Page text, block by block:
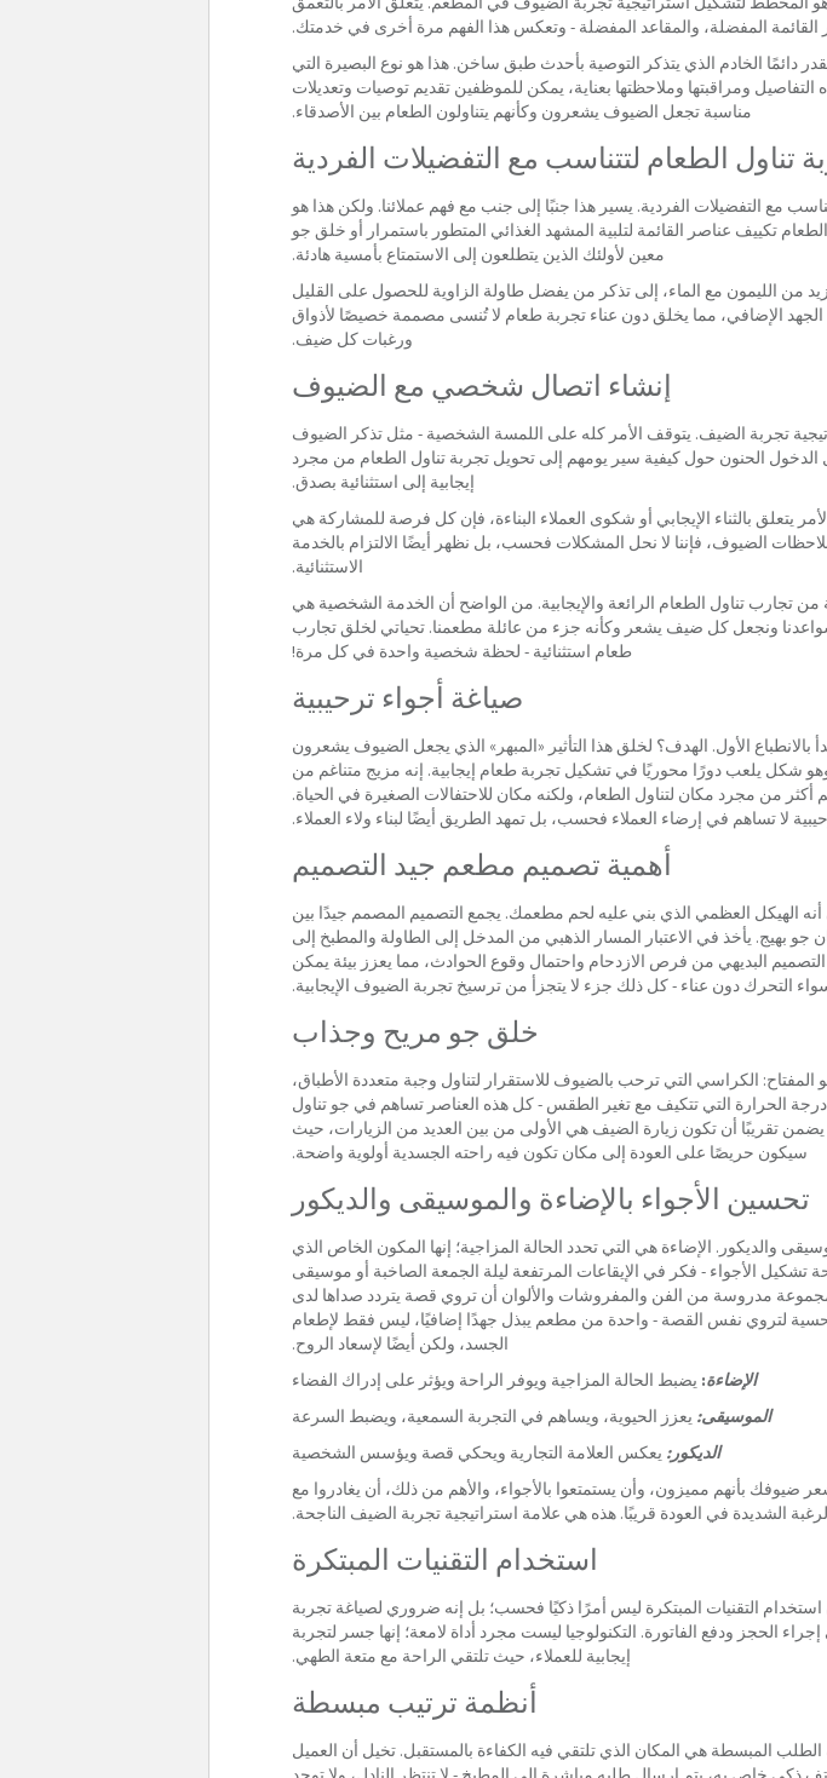
القائمة المفضلة، والمقاعد المفضلة - وتعكس هذا الفهم مرة أخرى في خدمتك.
دائمًا الخادم الذي يتذكر التوصية بأحدث طبق ساخن. هذا هو نوع البصيرة التي
ومراقبتها وملاحظتها بعناية، يمكن للموظفين تقديم توصيات وتعديلات
مناسبة تجعل الضيوف يشعرون وكأنهم يتناولون الطعام بين الأصدقاء.
تناول الطعام لتتناسب مع التفضيلات الفردية
مع التفضيلات الفردية. يسير هذا جنبًا إلى جنب مع فهم عملائنا. ولكن هذا هو
تكييف عناصر القائمة لتلبية المشهد الغذائي المتطور باستمرار أو خلق جو
معين لأولئك الذين يتطلعون إلى الاستمتاع بأمسية هادئة.
الليمون مع الماء، إلى تذكر من يفضل طاولة الزاوية للحصول على القليل
الإضافي، مما يخلق دون عناء تجربة طعام لا تُنسى مصممة خصيصًا لأذواق
ورغبات كل ضيف.
إنشاء اتصال شخصي مع الضيوف
تجربة الضيف. يتوقف الأمر كله على اللمسة الشخصية - مثل تذكر الضيوف
الحنون حول كيفية سير يومهم إلى تحويل تجربة تناول الطعام من مجرد
إيجابية إلى استثنائية بصدق.
يتعلق بالثناء الإيجابي أو شكوى العملاء البناءة، فإن كل فرصة للمشاركة هي
الضيوف، فإننا لا نحل المشكلات فحسب، بل نظهر أيضًا الالتزام بالخدمة
الاستثنائية.
تجارب تناول الطعام الرائعة والإيجابية. من الواضح أن الخدمة الشخصية هي
ونجعل كل ضيف يشعر وكأنه جزء من عائلة مطعمنا. تحياتي لخلق تجارب
طعام استثنائية - لحظة شخصية واحدة في كل مرة!
صياغة أجواء ترحيبية
الأول. الهدف؟ لخلق هذا التأثير «المبهر» الذي يجعل الضيوف يشعرون
شكل يلعب دورًا محوريًا في تشكيل تجربة طعام إيجابية. إنه مزيج متناغم من
من مجرد مكان لتناول الطعام، ولكنه مكان للاحتفالات الصغيرة في الحياة.
لا تساهم في إرضاء العملاء فحسب، بل تمهد الطريق أيضًا لبناء ولاء العملاء.
أهمية تصميم مطعم جيد التصميم
الهيكل العظمي الذي بني عليه لحم مطعمك. يجمع التصميم المصمم جيدًا بين
بهيج. يأخذ في الاعتبار المسار الذهبي من المدخل إلى الطاولة والمطبخ إلى
البديهي من فرص الازدحام واحتمال وقوع الحوادث، مما يعزز بيئة يمكن
التحرك دون عناء - كل ذلك جزء لا يتجزأ من ترسيخ تجربة الضيوف الإيجابية.
خلق جو مريح وجذاب
الكراسي التي ترحب بالضيوف للاستقرار لتناول وجبة متعددة الأطباق،
الحرارة التي تتكيف مع تغير الطقس - كل هذه العناصر تساهم في جو تناول
تقريبًا أن تكون زيارة الضيف هي الأولى من بين العديد من الزيارات، حيث
سيكون حريصًا على العودة إلى مكان تكون فيه راحته الجسدية أولوية واضحة.
تحسين الأجواء بالإضاءة والموسيقى والديكور
والديكور. الإضاءة هي التي تحدد الحالة المزاجية؛ إنها المكون الخاص الذي
الأجواء - فكر في الإيقاعات المرتفعة ليلة الجمعة الصاخبة أو موسيقى
مدروسة من الفن والمفروشات والألوان أن تروي قصة يتردد صداها لدى
لتروي نفس القصة - واحدة من مطعم يبذل جهدًا إضافيًا، ليس فقط لإطعام
الجسد، ولكن أيضًا لإسعاد الروح.
الإضاءة: يضبط الحالة المزاجية ويوفر الراحة ويؤثر على إدراك الفضاء
الموسيقى: يعزز الحيوية، ويساهم في التجربة السمعية، ويضبط السرعة
الديكور: يعكس العلامة التجارية ويحكي قصة ويؤسس الشخصية
بأنهم مميزون، وأن يستمتعوا بالأجواء، والأهم من ذلك، أن يغادروا مع
الشديدة في العودة قريبًا. هذه هي علامة استراتيجية تجربة الضيف الناجحة.
استخدام التقنيات المبتكرة
التقنيات المبتكرة ليس أمرًا ذكيًا فحسب؛ بل إنه ضروري لصياغة تجربة
الحجز ودفع الفاتورة. التكنولوجيا ليست مجرد أداة لامعة؛ إنها جسر لتجربة
إيجابية للعملاء، حيث تلتقي الراحة مع متعة الطهي.
أنظمة ترتيب مبسطة
المبسطة هي المكان الذي تلتقي فيه الكفاءة بالمستقبل. تخيل أن العميل